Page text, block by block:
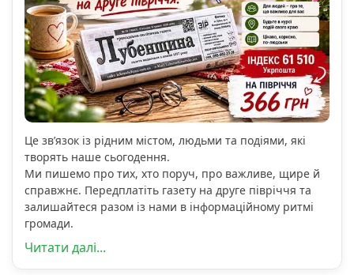
Це зв’язок із рідним містом, людьми та подіями, які
творять наше сьогодення.
Ми пишемо про тих, хто поруч, про важливе, щире й
справжнє. Передплатіть газету на друге півріччя та
залишайтеся разом із нами в інформаційному ритмі
громади.
Читати далі...